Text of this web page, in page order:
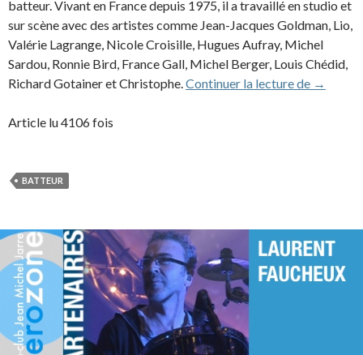
batteur. Vivant en France depuis 1975, il a travaillé en studio et
sur scène avec des artistes comme Jean-Jacques Goldman, Lio,
Valérie Lagrange, Nicole Croisille, Hugues Aufray, Michel
Sardou, Ronnie Bird, France Gall, Michel Berger, Louis Chédid,
Richard Gotainer et Christophe.Continuer la lecture de Joe
→
Article lu 4106 fois
BATTEUR